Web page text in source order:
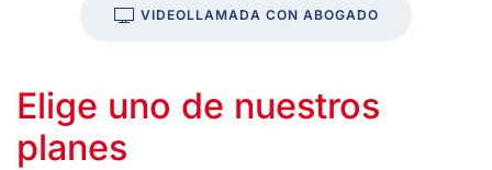
VIDEOLLAMADA CON ABOGADO
Elige uno de nuestros
planes